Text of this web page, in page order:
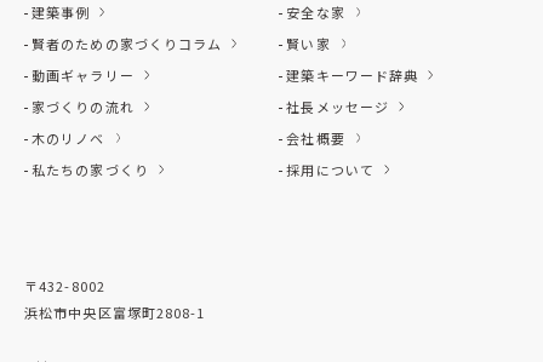
建築事例
賢者のための家づくりコラム
動画ギャラリー
家づくりの流れ
木のリノベ
私たちの家づくり
安全な家
賢い家
建築キーワード辞典
社長メッセージ
会社概要
採用について
〒432-8002
浜松市中央区富塚町2808-1